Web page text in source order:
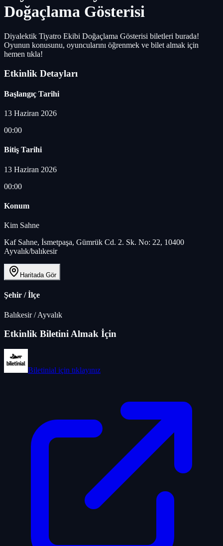
Doğaçlama Gösterisi
Diyalektik Tiyatro Ekibi Doğaçlama Gösterisi biletleri burada!
Oyunun konusunu, oyuncularını öğrenmek ve bilet almak için
hemen tıkla!
Etkinlik Detayları
Başlangıç Tarihi
13 Haziran 2026
00:00
Bitiş Tarihi
13 Haziran 2026
00:00
Konum
Kim Sahne
Kaf Sahne, İsmetpaşa, Gümrük Cd. 2. Sk. No: 22, 10400
Ayvalık/balıkesir
Haritada Gör
Şehir / İlçe
Balıkesir/Ayvalık
Etkinlik Biletini Almak İçin
Biletinial için tıklayınız